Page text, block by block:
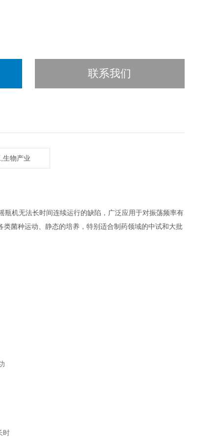
联系我们
生物产业
机无法长时间连续运行的缺陷，广泛应用于对振荡频率有
菌种运动、静态的培养，特别适合制药领域的中试和大批
时